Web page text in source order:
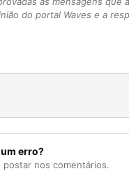
do portal Waves e a
erro?
nos comentários.